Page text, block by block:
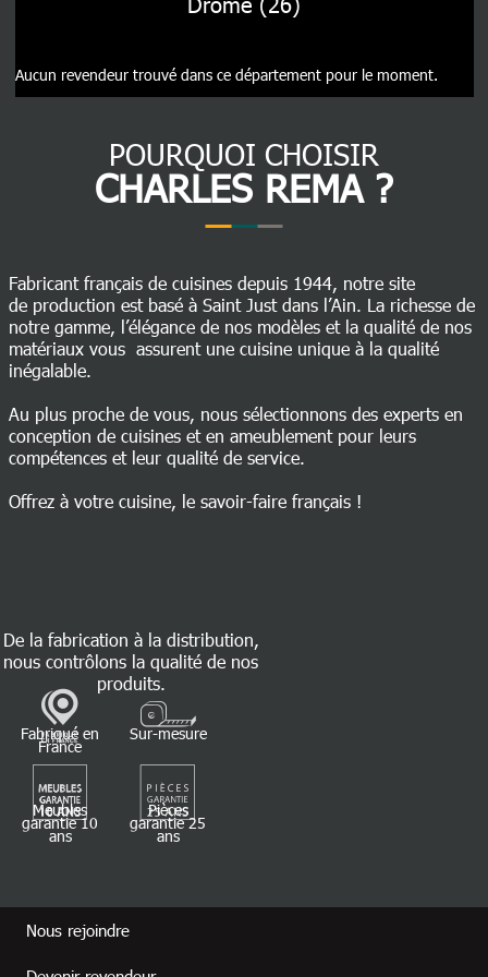
Aucun revendeur trouvé dans ce département pour le moment.
POURQUOI CHOISIR
CHARLES REMA ?
Fabricant français de cuisines depuis 1944, notre site
de production est basé à Saint Just dans l’Ain. La richesse de
notre gamme, l’élégance de nos modèles et la qualité de nos
matériaux vous assurent une cuisine unique à la qualité
inégalable.
Au plus proche de vous, nous sélectionnons des experts en
conception de cuisines et en ameublement pour leurs
compétences et leur qualité de service.
Offrez à votre cuisine, le savoir-faire français !
De la fabrication à la distribution,
nous contrôlons la qualité de nos
produits.
Fabriqué en
France
Sur-mesure
Meubles
garantie 10
ans
Pièces
garantie 25
ans
Nous rejoindre